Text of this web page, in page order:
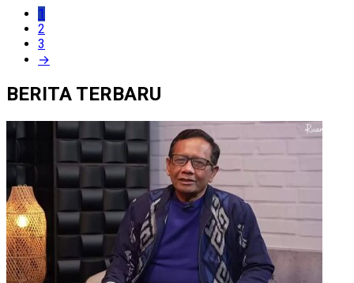
1
2
3
→
BERITA TERBARU